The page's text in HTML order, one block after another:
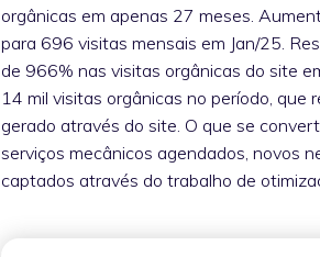
orgânicas em apenas 27 meses.
para 696 visitas mensais em Jan/25.
de 966% nas visitas orgânicas do site
14 mil visitas orgânicas no período,
gerado através do site. O que se
serviços mecânicos agendados, novos
captados através do trabalho de